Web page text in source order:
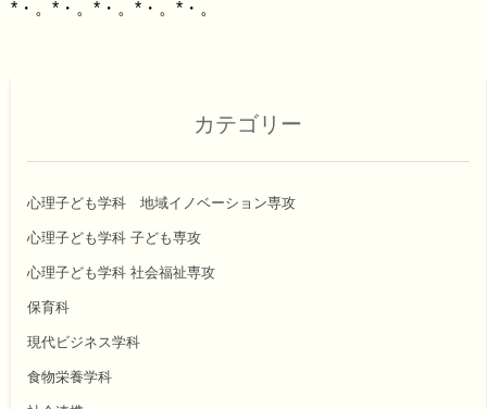
カテゴリー
心理子ども学科 地域イノベーション専攻
心理子ども学科 子ども専攻
心理子ども学科 社会福祉専攻
保育科
現代ビジネス学科
食物栄養学科